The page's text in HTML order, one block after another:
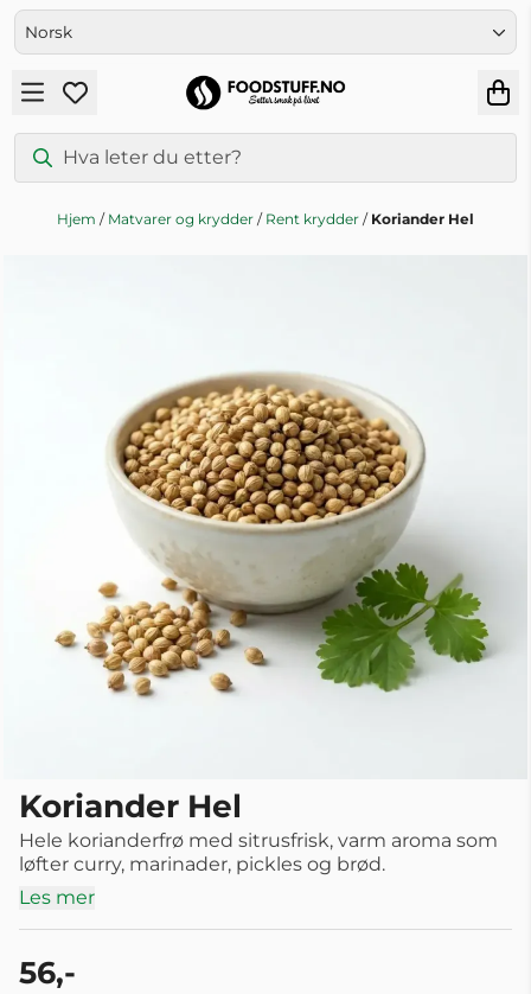
Hopp til innhold
Hjem / Matvarer og krydder / Rent krydder / Koriander Hel
Koriander Hel
Hele korianderfrø med sitrusfrisk, varm aroma som
løfter curry, marinader, pickles og brød.
Les mer
56,-